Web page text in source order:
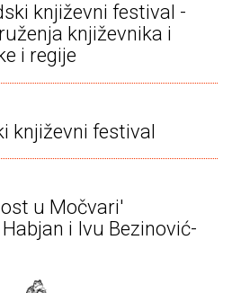
književni festival -
književnika i
i regije
književni festival
u Močvari'
i Ivu Bezinović-